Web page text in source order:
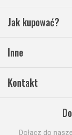
Jak kupować?
Inne
Kontakt
Dołącz do